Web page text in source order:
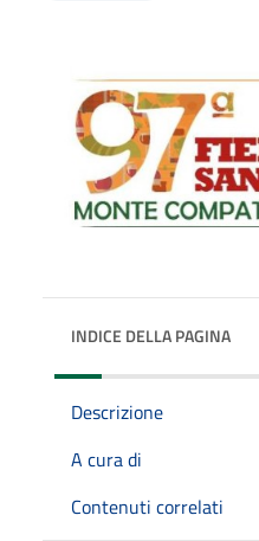
INDICE DELLA PAGINA
Descrizione
A cura di
Contenuti correlati